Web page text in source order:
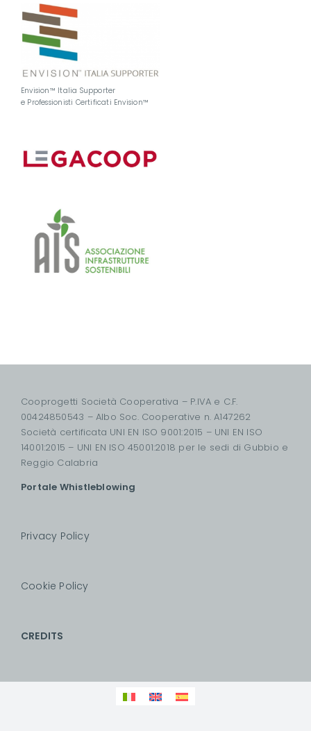
Envision™ Italia Supporter
e Professionisti Certificati Envision™
Cooprogetti Società Cooperativa – P.IVA e C.F.
00424850543 – Albo Soc. Cooperative n. A147262
Società certificata UNI EN ISO 9001:2015 – UNI EN ISO
14001:2015 – UNI EN ISO 45001:2018 per le sedi di Gubbio e
Reggio Calabria
Portale Whistleblowing
Privacy Policy
Cookie Policy
CREDITS